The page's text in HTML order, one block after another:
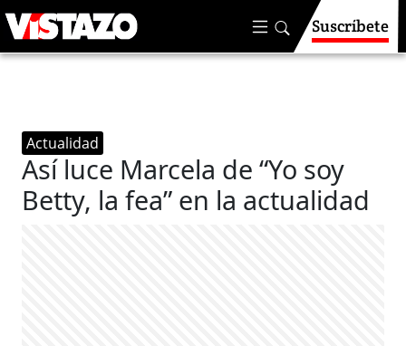
Suscríbete
Actualidad
Así luce Marcela de “Yo soy
Betty, la fea” en la actualidad